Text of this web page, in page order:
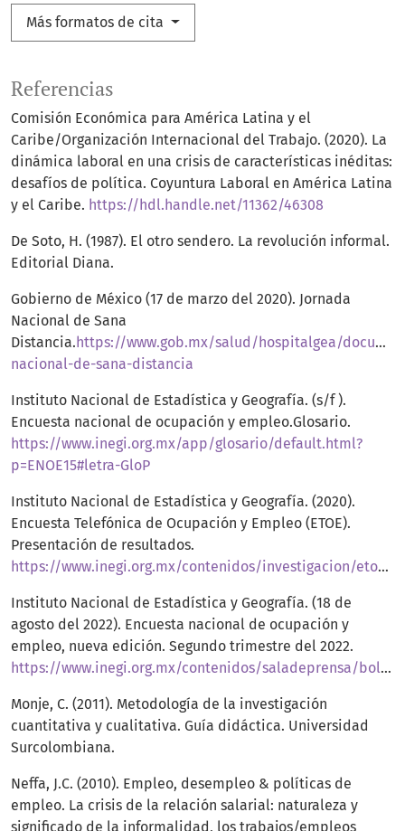
Más formatos de cita
Referencias
Comisión Económica para América Latina y el
Caribe/Organización Internacional del Trabajo. (2020). La
dinámica laboral en una crisis de características inéditas:
desafíos de política. Coyuntura Laboral en América Latina
y el Caribe. https://hdl.handle.net/11362/46308
De Soto, H. (1987). El otro sendero. La revolución informal.
Editorial Diana.
Gobierno de México (17 de marzo del 2020). Jornada
Nacional de Sana
Distancia. https://www.gob.mx/salud/hospitalgea/
nacional-de-sana-distancia
Instituto Nacional de Estadística y Geografía. (s/f ).
Encuesta nacional de ocupación y empleo.Glosario.
https://www.inegi.org.mx/app/glosario/default.html?
p=ENOE15#letra-GloP
Instituto Nacional de Estadística y Geografía. (2020).
Encuesta Telefónica de Ocupación y Empleo (ETOE).
Presentación de resultados.
https://www.inegi.org.mx/contenidos/investigacion/etoe/doc/etoe_presentacion_resultados_abril_2020.pdf
Instituto Nacional de Estadística y Geografía. (18 de
agosto del 2022). Encuesta nacional de ocupación y
empleo, nueva edición. Segundo trimestre del 2022.
https://www.inegi.org.mx/contenidos/saladeprensa/boletines/2022/enoent/enoe_ie2022_08.pdf
Monje, C. (2011). Metodología de la investigación
cuantitativa y cualitativa. Guía didáctica. Universidad
Surcolombiana.
Neffa, J.C. (2010). Empleo, desempleo & políticas de
empleo. La crisis de la relación salarial: naturaleza y
significado de la informalidad, los trabajos/empleos